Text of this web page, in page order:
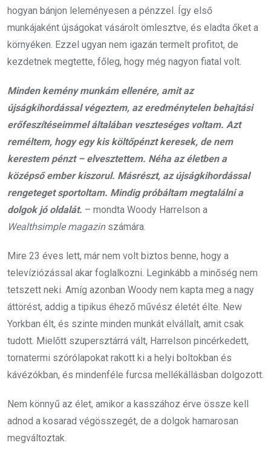
hogyan bánjon leleményesen a pénzzel. Így első
munkájaként újságokat vásárolt ömlesztve, és eladta őket a
környéken. Ezzel ugyan nem igazán termelt profitot, de
kezdetnek megtette, főleg, hogy még nagyon fiatal volt.
Minden kemény munkám ellenére, amit az
újságkihordással végeztem, az eredménytelen behajtási
erőfeszítéseimmel általában veszteséges voltam. Azt
reméltem, hogy egy kis költőpénzt keresek, de nem
kerestem pénzt – elvesztettem. Néha az életben a
középső ember kiszorul. Másrészt, az újságkihordással
rengeteget sportoltam. Mindig próbáltam megtalálni a
dolgok jó oldalát. – mondta Woody Harrelson a
Wealthsimple magazinszámára.
Mire 23 éves lett, már nem volt biztos benne, hogy a
televíziózással akar foglalkozni. Leginkább a minőség nem
tetszett neki. Amíg azonban Woody nem kapta meg a nagy
áttörést, addig a tipikus éhező művész életét élte. New
Yorkban élt, és szinte minden munkát elvállalt, amit csak
tudott. Mielőtt szupersztárrá vált, Harrelson pincérkedett,
tornatermi szórólapokat rakott ki a helyi boltokban és
kávézókban, és mindenféle furcsa mellékállásban dolgozott.
Nem könnyű az élet, amikor a kasszához érve össze kell
adnod a kosarad végösszegét, de a dolgok hamarosan
megváltoztak.